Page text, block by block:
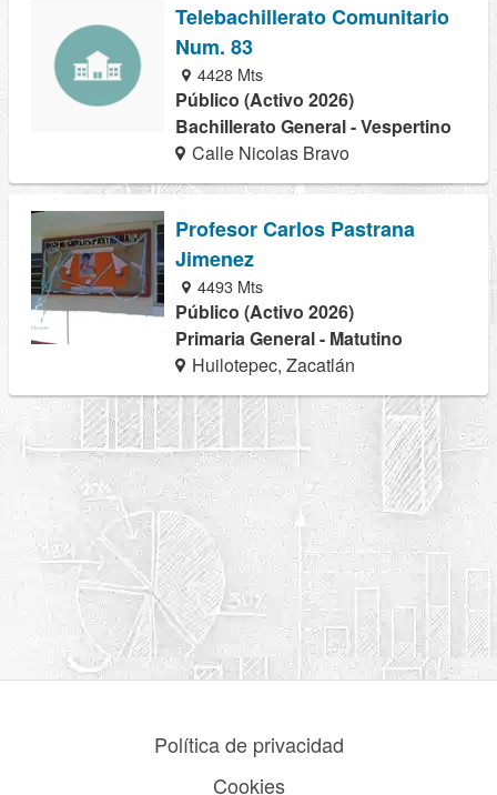
Telebachillerato Comunitario
Num. 83
4428 Mts
Público (Activo 2026)
Bachillerato General - Vespertino
Calle Nicolas Bravo
Profesor Carlos Pastrana
Jimenez
4493 Mts
Público (Activo 2026)
Primaria General - Matutino
Huilotepec, Zacatlán
Política de privacidad
Cookies